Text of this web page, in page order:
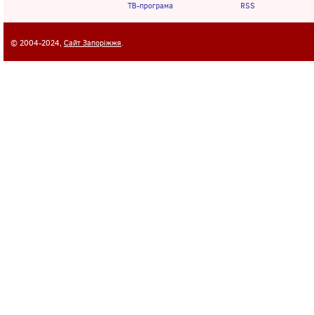
ТВ-програма
RSS
© 2004-2024, Сайт Запоріжжя.